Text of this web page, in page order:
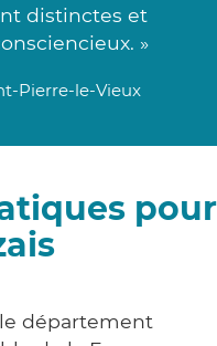
distinctes et
»
Pierre-le-Vieux
pour
département